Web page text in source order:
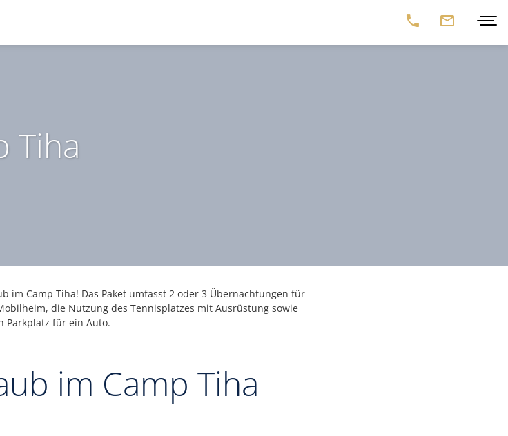
Tiha
im Camp Tiha! Das Paket umfasst 2 oder 3 Übernachtungen für
die Nutzung des Tennisplatzes mit Ausrüstung sowie
Parkplatz für ein Auto.
im Camp Tiha